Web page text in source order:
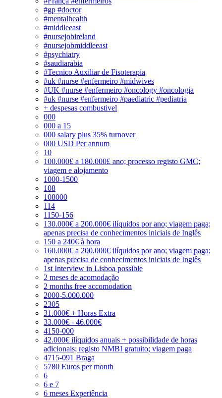
#gp #doctor
#mentalhealth
#middleeast
#nursejobireland
#nursejobmiddleeast
#psychiatry
#saudiarabia
#Tecnico Auxiliar de Fisoterapia
#uk #nurse #enfermeiro #midwives
#UK #nurse #enfermeiro #oncology #oncologia
#uk #nurse #enfermeiro #paediatric #pediatria
+ despesas combustivel
000
000 a 15
000 salary plus 35% turnover
000 USD Per annum
10
100.000£ a 180.000£ ano; processo registo GMC;
viagem e alojamento
1000-1500
108
108000
114
1150-156
130.000€ a 200.000€ ilíquidos por ano; viagem paga;
apenas precisa de conhecimentos iniciais de Inglês
150 a 240€ à hora
160.000€ a 200.000€ ilíquidos por ano; viagem paga;
apenas precisa de conhecimentos iniciais de Inglês
1st Interview in Lisboa possible
2 meses de acomodação
2 months free accomodation
2000-5.000.000
2305
31.000€ + Horas Extra
33.000€ - 46.000€
4150-000
42.000€ ilíquidos anuais + possibilidade de horas
adicionais; registo NMBI gratuito; viagem paga
4715-091 Braga
5780 Euros per month
6
6 e 7
6 meses Experiência